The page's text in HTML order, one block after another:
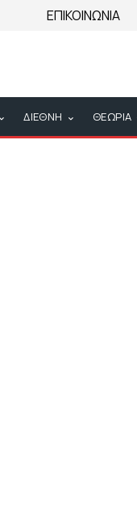
ΕΠΙΚΟΙΝΩΝΙΑ
ΔΙΕΘΝΗ ΘΕΩΡΙΑ